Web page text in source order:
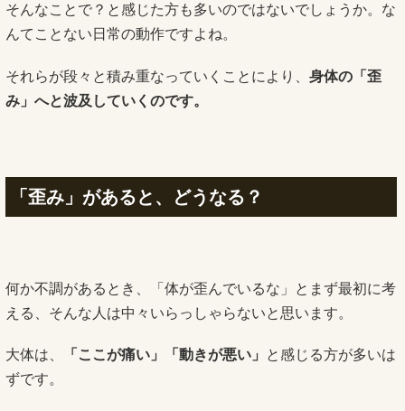
そんなことで？と感じた方も多いのではないでしょうか。な
んてことない日常の動作ですよね。
それらが段々と積み重なっていくことにより、 身体の「歪
み」 へと波及していくのです。
「歪み」があると、どうなる？
何か不調があるとき、「体が歪んでいるな」とまず最初に考
える、そんな人は中々いらっしゃらないと思います。
大体は、 「ここが痛い」「動きが悪い」
と感じる方が多いは
ずです。